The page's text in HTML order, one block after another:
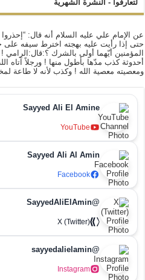
لتعارفوا - النشرة الشهرية
عن الإمام علي عليه السلام أنه قال:
حتى إذا رأيت عليه بهجته اخترط سيفه على
المؤمنين أيّهما أولى بالشرك ؟:قال:الرامي
أحدوثة كذب مدّها بأطول منها ! ورجلاً آتاه
ومعصيته معصية الله ! وكذب لأنه لا طاعة
Sayyed Ali El Amine
YouTube
Sayyed Ali Al Amin
Facebook
@SayyedAliElAmin
X (Twitter)
@sayyedalielamin
Instagram